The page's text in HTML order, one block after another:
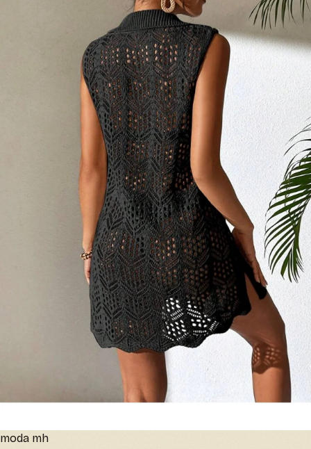
moda mh